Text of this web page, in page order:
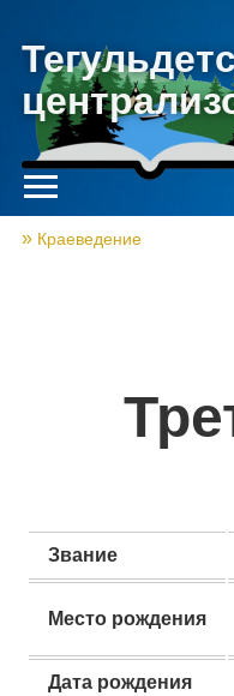
Краеведение
Звание
Место рождения
Дата рождения